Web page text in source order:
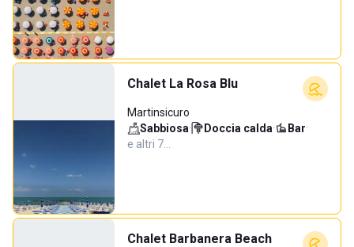
Chalet La Rosa Blu
Martinsicuro
Sabbiosa· Doccia calda· Bar·
e altri 7…
Chalet Barbanera Beach